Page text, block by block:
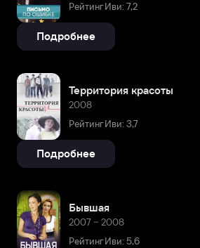
Рейтинг Иви: 7,2
Подробнее
Территория красоты
2008
Рейтинг Иви: 3,7
Подробнее
Бывшая
2007 – 2008
Рейтинг Иви: 5,6